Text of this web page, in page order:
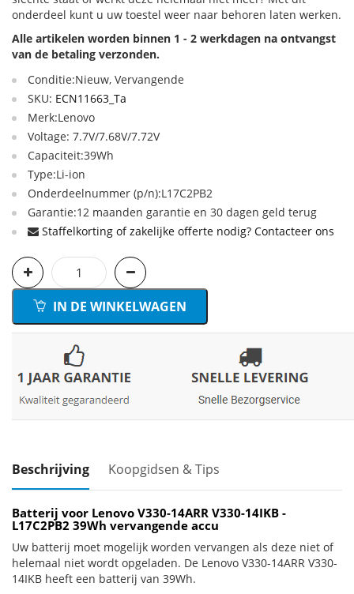
onderdeel kunt u uw toestel weer naar behoren laten werken.
Alle artikelen worden binnen 1 - 2 werkdagen na ontvangst
van de betaling verzonden.
Conditie:Nieuw, Vervangende
SKU: ECN11663_Ta
Merk:Lenovo
Voltage: 7.7V/7.68V/7.72V
Capaciteit:39Wh
Type:Li-ion
Onderdeelnummer (p/n):L17C2PB2
Garantie:12 maanden garantie en 30 dagen geld terug
Staffelkorting of zakelijke offerte nodig? Contacteer ons
IN DE WINKELWAGEN
Beschrijving Koopgidsen & Tips
Batterij voor Lenovo V330-14ARR V330-14IKB -
L17C2PB2 39Wh vervangende accu
Uw batterij moet mogelijk worden vervangen als deze niet of
helemaal niet wordt opgeladen. De Lenovo V330-14ARR V330-
14IKB heeft een batterij van 39Wh.